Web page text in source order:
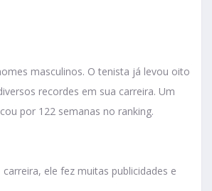
masculinos. O tenista já levou oito
recordes em sua carreira. Um
por 122 semanas no ranking.
ele fez muitas publicidades e